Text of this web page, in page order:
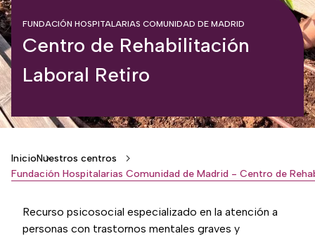
FUNDACIÓN HOSPITALARIAS COMUNIDAD DE MADRID
Centro de Rehabilitación
Laboral Retiro
Breadcrumb
InicioNuestros centros
Recurso psicosocial especializado en la atención a
personas con trastornos mentales graves y